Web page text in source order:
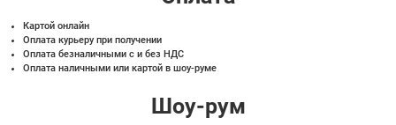
Картой онлайн
Оплата курьеру при получении
Оплата безналичными с и без НДС
Оплата наличными или картой в шоу-руме
Шоу-рум